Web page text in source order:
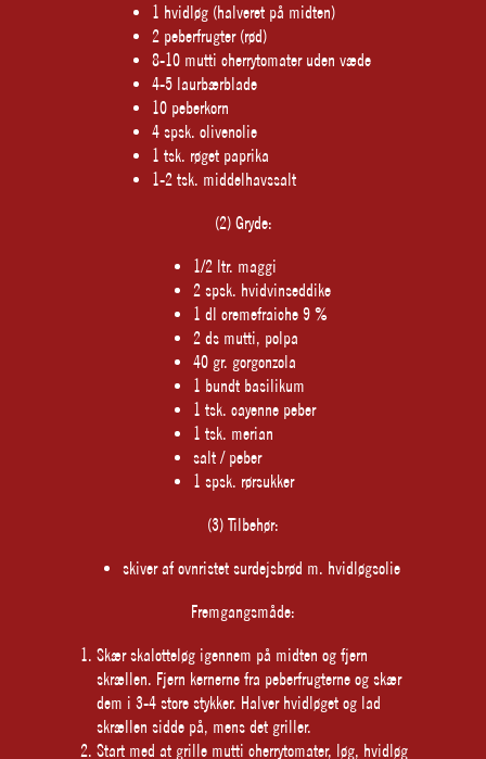
1 hvidløg (halveret på midten)
2 peberfrugter (rød)
8-10 mutti cherrytomater uden væde
4-5 laurbærblade
10 peberkorn
4 spsk. olivenolie
1 tsk. røget paprika
1-2 tsk. middelhavssalt
(2) Gryde:
1/2 ltr. maggi
2 spsk. hvidvinseddike
1 dl cremefraiche 9 %
2 ds mutti, polpa
40 gr. gorgonzola
1 bundt basilikum
1 tsk. cayenne peber
1 tsk. merian
salt / peber
1 spsk. rørsukker
(3) Tilbehør:
skiver af ovnristet surdejsbrød m. hvidløgsolie
Fremgangsmåde:
Skær skalotteløg igennem på midten og fjern
skrællen. Fjern kernerne fra peberfrugterne og skær
dem i 3-4 store stykker. Halver hvidløget og lad
skrællen sidde på, mens det griller.
Start med at grille mutti cherrytomater, løg, hvidløg